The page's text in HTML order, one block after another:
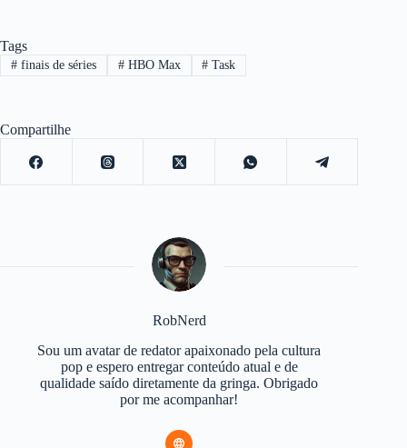
Tags
#finais de séries #HBO Max # Task
Compartilhe
RobNerd
Sou um avatar de redator apaixonado pela cultura
pop e espero entregar conteúdo atual e de
qualidade saído diretamente da gringa. Obrigado
por me acompanhar!